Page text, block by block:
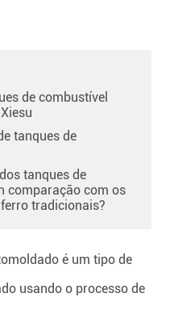
de combustível
tanques de
tanques de
comparação com os
tradicionais?
é um tipo de
usando o processo de